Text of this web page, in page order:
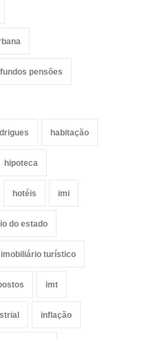
fundos pensões
habitação
hipoteca
hotéis imi
do estado
imobiliário turístico
imt
inflação